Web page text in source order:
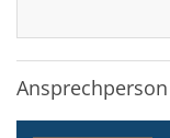
Ansprechperson